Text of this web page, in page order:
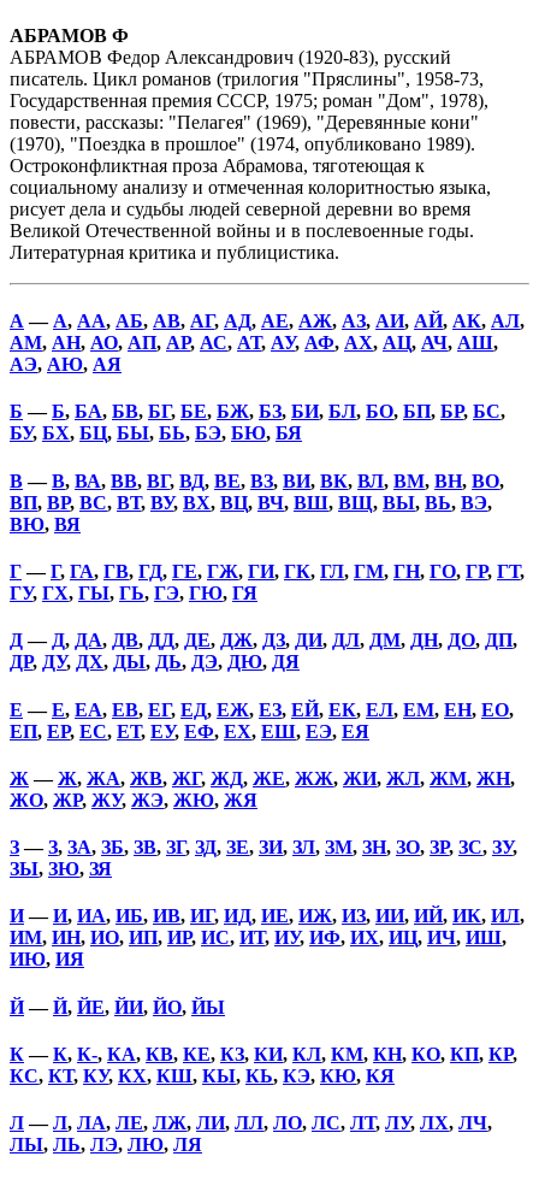
АБРАМОВ Ф
АБРАМОВ Федор Александрович (1920-83), русский
писатель. Цикл романов (трилогия "Пряслины", 1958-73,
Государственная премия СССР, 1975; роман "Дом", 1978),
повести, рассказы: "Пелагея" (1969), "Деревянные кони"
(1970), "Поездка в прошлое" (1974, опубликовано 1989).
Остроконфликтная проза Абрамова, тяготеющая к
социальному анализу и отмеченная колоритностью языка,
рисует дела и судьбы людей северной деревни во время
Великой Отечественной войны и в послевоенные годы.
Литературная критика и публицистика.
А — А, АА, АБ, АВ, АГ, АД, АЕ, АЖ, АЗ, АИ, АЙ, АК, АЛ,
АМ, АН, АО, АП, АР, АС, АТ, АУ, АФ, АХ, АЦ, АЧ, АШ,
АЭ, АЮ, АЯ
Б —Б, БА, БВ, БГ, БЕ, БЖ, БЗ, БИ, БЛ, БО, БП, БР, БС,
БУ, БХ, БЦ, БЫ, БЬ, БЭ, БЮ, БЯ
В—В, ВА, ВВ, ВГ, ВД, ВЕ, ВЗ, ВИ, ВК, ВЛ, ВМ, ВН, ВО,
ВП, ВР, ВС, ВТ, ВУ, ВХ, ВЦ, ВЧ, ВШ, ВЩ, ВЫ, ВЬ, ВЭ,
ВЮ, ВЯ
Г—Г, ГА, ГВ, ГД, ГЕ, ГЖ, ГИ, ГК, ГЛ, ГМ, ГН, ГО, ГР, ГТ,
ГУ, ГХ, ГЫ, ГЬ, ГЭ, ГЮ, ГЯ
Д— Д, ДА, ДВ, ДД, ДЕ, ДЖ, ДЗ, ДИ, ДЛ, ДМ, ДН, ДО, ДП,
ДР, ДУ, ДХ, ДЫ, ДЬ, ДЭ, ДЮ, ДЯ
Е —Е, ЕА, ЕВ, ЕГ, ЕД, ЕЖ, ЕЗ, ЕЙ, ЕК, ЕЛ, ЕМ, ЕН, ЕО,
ЕП, ЕР, ЕС, ЕТ, ЕУ, ЕФ, ЕХ, ЕШ, ЕЭ, ЕЯ
Ж —Ж, ЖА, ЖВ, ЖГ, ЖД, ЖЕ, ЖЖ, ЖИ, ЖЛ, ЖМ, ЖН,
ЖО, ЖР, ЖУ, ЖЭ, ЖЮ, ЖЯ
З—З, ЗА, ЗБ, ЗВ, ЗГ, ЗД, ЗЕ, ЗИ, ЗЛ, ЗМ, ЗН, ЗО, ЗР, ЗС, ЗУ,
ЗЫ, ЗЮ, ЗЯ
И—И, ИА, ИБ, ИВ, ИГ, ИД, ИЕ, ИЖ, ИЗ, ИИ, ИЙ, ИК, ИЛ,
ИМ, ИН, ИО, ИП, ИР, ИС, ИТ, ИУ, ИФ, ИХ, ИЦ, ИЧ, ИШ,
ИЮ, ИЯ
Й—Й, ЙЕ, ЙИ, ЙО, ЙЫ
К—К, К-, КА, КВ, КЕ, КЗ, КИ, КЛ, КМ, КН, КО, КП, КР,
КС, КТ, КУ, КХ, КШ, КЫ, КЬ, КЭ, КЮ, КЯ
Л—Л, ЛА, ЛЕ, ЛЖ, ЛИ, ЛЛ, ЛО, ЛС, ЛТ, ЛУ, ЛХ, ЛЧ,
ЛЫ, ЛЬ, ЛЭ, ЛЮ, ЛЯ